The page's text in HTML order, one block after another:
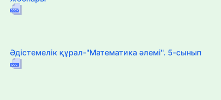
Әдістемелік құрал-"Математика әлемі". 5-сынып